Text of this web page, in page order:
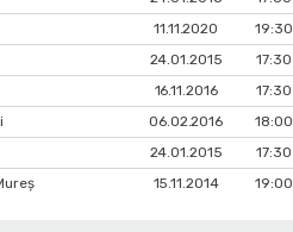
11.11.2020
19:30
24.01.2015
17:30
16.11.2016
17:30
06.02.2016
18:00
24.01.2015
17:30
15.11.2014 19:00